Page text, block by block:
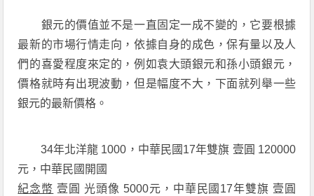
銀元的價值並不是一直固定一成不變的，它要根據
最新的市場行情走向，依據自身的成色，保有量以及人
們的喜愛程度來定的，例如袁大頭銀元和孫小頭銀元，
價格就時有出現波動，但是幅度不大，下面就列舉一些
銀元的最新價格。
34年北洋龍 1000，中華民國17年雙旗 壹圓 120000
元，中華民國開國
紀念幣 壹圓 光頭像 5000元，中華民國17年雙旗 壹圓